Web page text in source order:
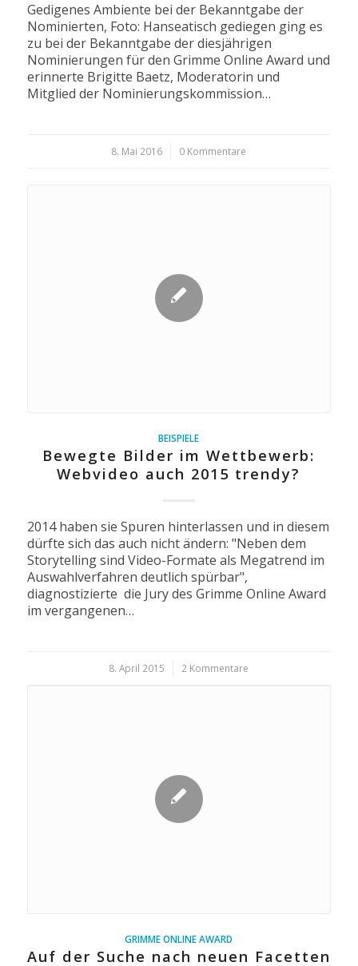
Gedigenes Ambiente bei der Bekanntgabe der
Nominierten, Foto: Hanseatisch gediegen ging es
zu bei der Bekanntgabe der diesjährigen
Nominierungen für den Grimme Online Award und
erinnerte Brigitte Baetz, Moderatorin und
Mitglied der Nominierungskommission…
8. Mai 2016
/ 0 Kommentare
BEISPIELE
Bewegte Bilder im Wettbewerb:
Webvideo auch 2015 trendy?
2014 haben sie Spuren hinterlassen und in diesem
dürfte sich das auch nicht ändern: "Neben dem
Storytelling sind Video-Formate als Megatrend im
Auswahlverfahren deutlich spürbar",
diagnostizierte die Jury des Grimme Online Award
im vergangenen…
8. April 2015
/ 2 Kommentare
GRIMME ONLINE AWARD
Auf der Suche nach neuen Facetten